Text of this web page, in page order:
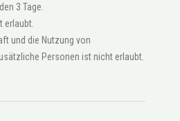
3 Tage.
erlaubt.
und die Nutzung von
Personen ist nicht erlaubt.